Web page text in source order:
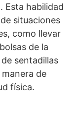
Esta habilidad
situaciones
como llevar
de la
sentadillas
de
física.